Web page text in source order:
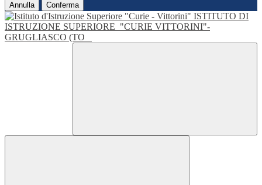
Annulla Conferma
ISTITUTO DI
ISTRUZIONE SUPERIORE "CURIE VITTORINI"-
GRUGLIASCO (TO